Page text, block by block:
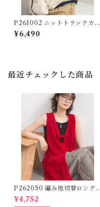
P261002 ニットトラックカー
ディガン / Knit Track Cardi
gan (残りわずか)
¥6,490
最近チェックした商品
P262050 編み地切替ロング
ニットジレ / Pattern Knit Lo
ng Vest Dress
¥4,752